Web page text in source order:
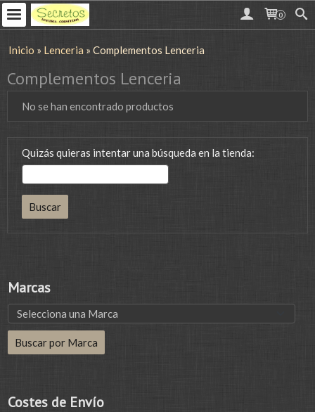
0
Marcas
Costes de Envío
Inicio » Lenceria » Complementos Lenceria
Complementos Lenceria
No se han encontrado productos
Quizás quieras intentar una búsqueda en la tienda: